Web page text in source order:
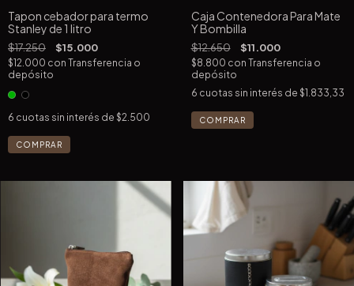
Tapon cebador para termo
Stanley de 1 litro
$17.250 $15.000
$12.000 con Transferencia o
depósito
6 cuotas sin interés de $2.500
COMPRAR
Caja Contenedora Para Mate
Y Bombilla
$12.650 $11.000
$8.800 con Transferencia o
depósito
6 cuotas sin interés de $1.833,33